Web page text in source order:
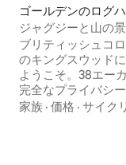
ゴールデンのログ
ジャグジーと山の
専用ログハウス
ブリティッシュコ
のキングスウッド
ようこそ。38エー
完全なプライバシ
な貸切キャビンです！ • ゴールデ
家族 · 価格 · サイク